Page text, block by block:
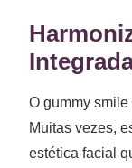
O gummy
Muitas vezes,
estética facial